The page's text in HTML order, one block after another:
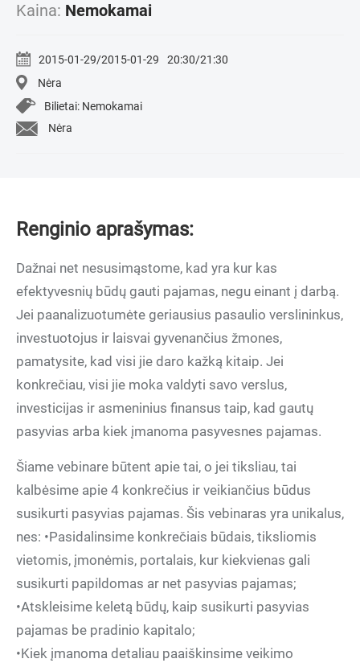
Kaina: Nemokamai
2015-01-29/2015-01-29
20:30/21:30
Nėra
Bilietai: Nemokamai
Nėra
Renginio aprašymas:
Dažnai net nesusimąstome, kad yra kur kas
efektyvesnių būdų gauti pajamas, negu einant į darbą.
Jei paanalizuotumėte geriausius pasaulio verslininkus,
investuotojus ir laisvai gyvenančius žmones,
pamatysite, kad visi jie daro kažką kitaip. Jei
konkrečiau, visi jie moka valdyti savo verslus,
investicijas ir asmeninius finansus taip, kad gautų
pasyvias arba kiek įmanoma pasyvesnes pajamas.
Šiame vebinare būtent apie tai, o jei tiksliau, tai
kalbėsime apie 4 konkrečius ir veikiančius būdus
susikurti pasyvias pajamas. Šis vebinaras yra unikalus,
nes: •Pasidalinsime konkrečiais būdais, tiksliomis
vietomis, įmonėmis, portalais, kur kiekvienas gali
susikurti papildomas ar net pasyvias pajamas;
•Atskleisime keletą būdų, kaip susikurti pasyvias
pajamas be pradinio kapitalo;
•Kiek įmanoma detaliau paaiškinsime veikimo